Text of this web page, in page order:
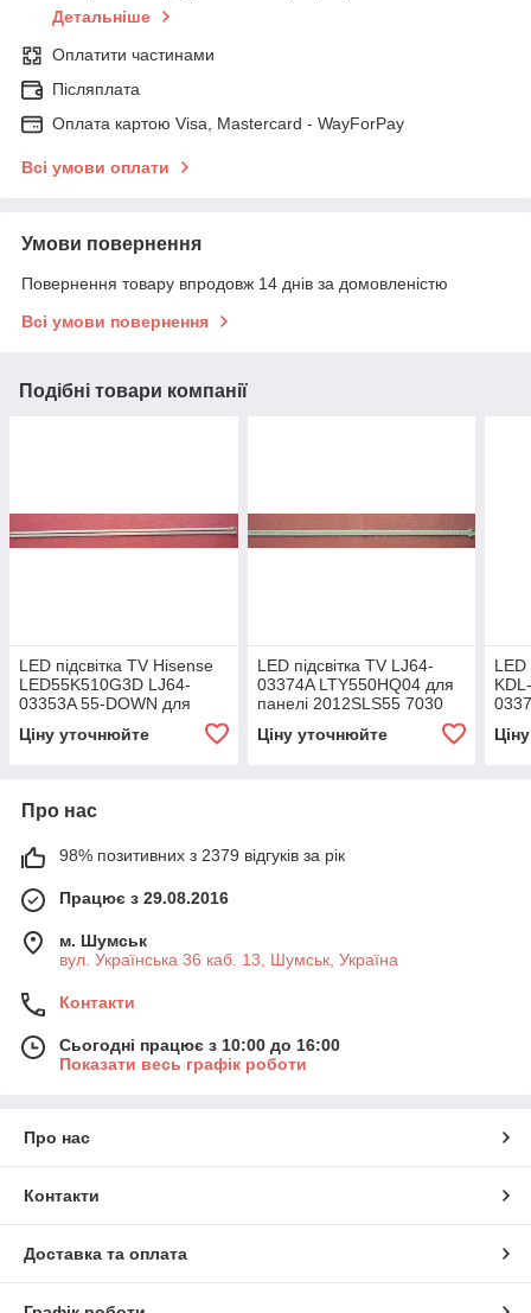
Детальніше
Оплатити частинами
Післяплата
Оплата картою Visa, Mastercard - WayForPay
Всі умови оплати
Умови повернення
Повернення товару впродовж 14 днів за домовленістю
Всі умови повернення
Подібні товари компанії
LED підсвітка TV Hisense
LED55K510G3D LJ64-
03353A 55-DOWN для
Ціну уточнюйте
LED підсвітка TV LJ64-
03374A LTY550HQ04 для
панелі 2012SLS55 7030
Ціну уточнюйте
LED
Про нас
98% позитивних з 2379 відгуків за рік
Працює з 29.08.2016
м. Шумськ
вул. Українська 36 каб. 13, Шумськ, Україна
Контакти
Сьогодні працює з 10:00 до 16:00
Показати весь графік роботи
Про нас
Контакти
Доставка та оплата